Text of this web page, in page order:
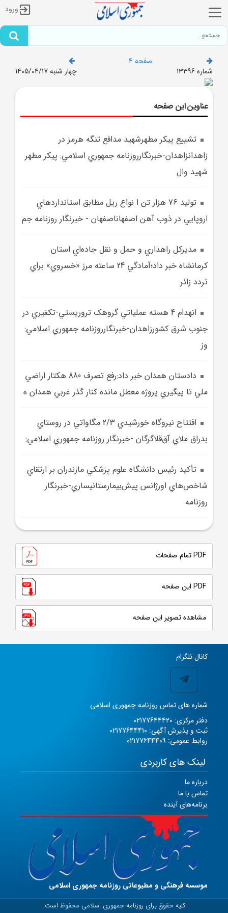
ورود
صفحه 4
شماره 13396
چهار شنبه 1405/04/17
عناوین این صفحه
تشييع پيکر مطهرشهيد مدافع تنگه هرمز در
زاهدانزاهدان-خبرنگارروزنامه جمهوري اسلامي: پيکر مطهر
شهيد وال
توليد 76 هزار تن ا نواع ريل مطابق استانداردهاي
اروپايي در ذوب آهن اصفهاناصفهان - خبرنگار روزنامه جم
مديرکل راهداري و حمل و نقل جاده‌اي استان
کرمانشاه خبر داد؛آمادگي 24 ساعته مرز «خسروي» براي
تردد زائر
انهدام 4 هسته‌ عملياتي گروهک تروريستي-تکفيري در
جنوب شرق کشورزاهدان-خبرنگارروزنامه جمهوري اسلامي:
وز
دادستان همدان خبر داد:رفع تصرف 880 هکتار اراضي
ملي تا پيگيري پروژه معطل مانده کنار گذر غربي همدان ه
افتتاح نيروگاه خورشيدي 2/3 مگاواتي در روستاي
بدراق ملاي آق‌قلاگرگان -خبرنگار روزنامه جمهوري اسلامي:
تأکيد رئيس دانشگاه علوم پزشکي مازندران بر ارتقاي
شاخص‌هاي اورژانس پيش‌بيمارستانيساري-خبرنگار
روزنامه
PDF تمام صفحات
PDF این صفحه
مشاهده تصویر این صفحه
کانال تلگرام
شماره های تماس روزنامه جمهوری اسلامی
دفتر مرکزی: 02177644420
ثبت و پذیرش آگهی: 02177644410
روابط عمومی: 02177644409
لینک های کاربردی
درباره ما
تماس با ما
برنامه‌های آینده
موسسه فرهنگی و مطبوعاتی روزنامه جمهوری اسلامی
کلیه حقوق برای روزنامه جمهوری اسلامی محفوظ است.